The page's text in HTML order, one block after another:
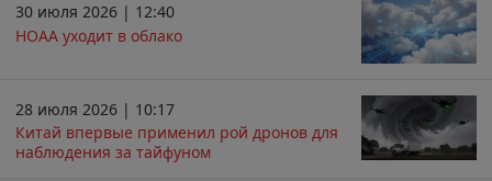
30 июля 2026 | 12:40
НОАА уходит в облако
28 июля 2026 | 10:17
Китай впервые применил рой дронов для
наблюдения за тайфуном